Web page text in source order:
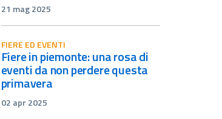
21 mag 2025
FIERE ED EVENTI
fiere in piemonte: una rosa di
eventi da non perdere questa
primavera
02 apr 2025